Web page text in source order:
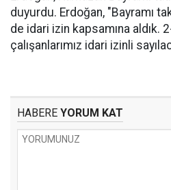
duyurdu. Erdoğan, "Bayramı
de idari izin kapsamına aldık.
çalışanlarımız idari izinli
HABERE YORUM KAT